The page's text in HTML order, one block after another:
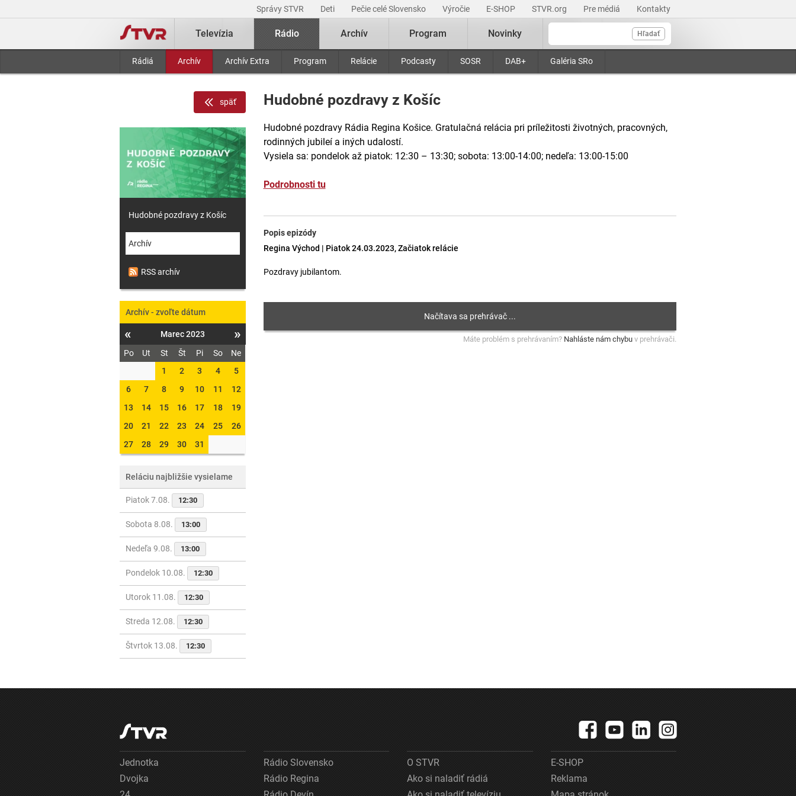
Správy STVR Deti Pečie celé Slovensko Výročie E-SHOP STVR.org Pre médiá Kontakty
Hľadať
Televízia Rádio
Rádiá Archív Archív Extra Program Relácie Podcasty SOSR DAB+ Galéria SRo
Archív Program Novinky
Hudobné pozdravy z Košíc
Hudobné pozdravy Rádia Regina Košice. Gratulačná relácia pri príležitosti životných, pracovných,
rodinných jubileí a iných udalostí.
Vysiela sa: pondelok až piatok: 12:30 – 13:30; sobota: 13:00-14:00; nedeľa: 13:00-15:00
Podrobnosti tu
Popis epizódy
Regina Východ | Piatok 24.03.2023, Začiatok relácie
Pozdravy jubilantom.
Máte problém s prehrávaním? Nahláste nám chybu v prehrávači.
späť
Hudobné pozdravy z Košíc
Archív
RSS archív
Archív - zvoľte dátum
« Marec 2023 »
Po Ut St Št Pi So
Ne
1
2 3 4
5
6
7 8 9 10 11
12
13
14 15 16 17 18
19
20
21 22 23 24 25
26
27
28 29 30 31
Reláciu najbližšie vysielame
Piatok 7.08. 12:30
Sobota 8.08. 13:00
Nedeľa 9.08. 13:00
Pondelok 10.08. 12:30
Utorok 11.08. 12:30
Streda 12.08. 12:30
Štvrtok 13.08. 12:30
Jednotka
Dvojka
Rádio Slovensko
Rádio Regina
O STVR
Ako si naladiť rádiá
E-SHOP
Reklama